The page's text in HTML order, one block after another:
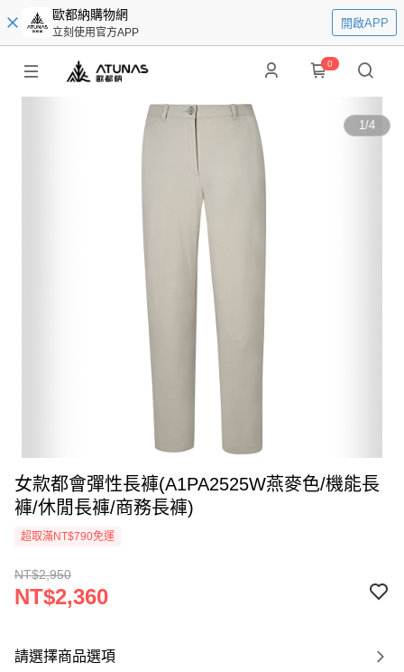
歐都納購物網
立刻使用官方APP
開啟APP
0
1/4
女款都會彈性長褲(A1PA2525W燕麥色/機能長
褲/休閒長褲/商務長褲)
超取滿NT$790免運
NT$2,950
NT$2,360
請選擇商品選項